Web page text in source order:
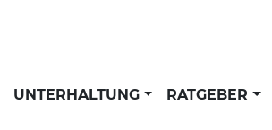
UNTERHALTUNG RATGEBER